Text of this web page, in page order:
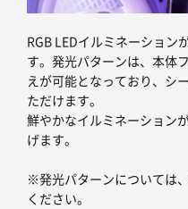
RGB LEDイルミネーション
す。発光パターンは、本体
えが可能となっており、シ
ただけます。
鮮やかなイルミネーション
げます。
※発光パターンについては
ください。